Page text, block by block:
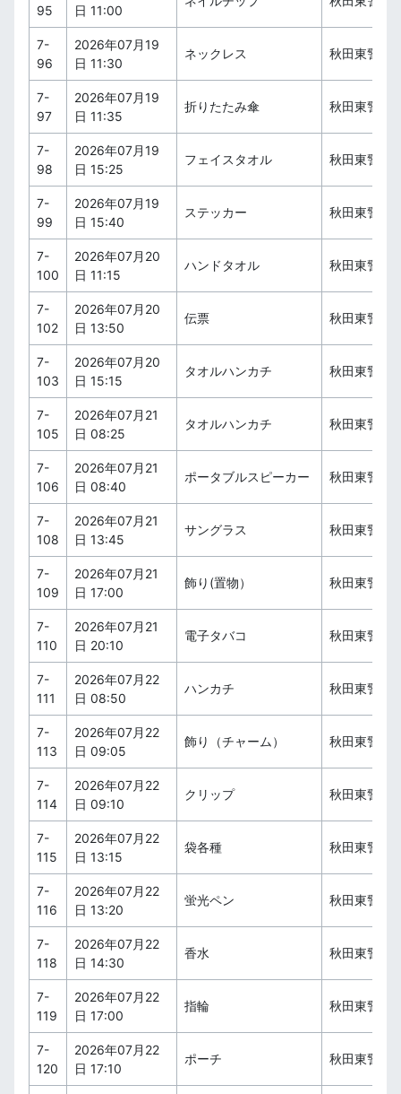
95
日 11:00
7-
96
2026年07月19
日 11:30
ネックレス 秋田東警察
7-
97
2026年07月19
日 11:35
折りたたみ傘 秋田東警察
7-
98
2026年07月19
日 15:25
フェイスタオル 秋田東警察
7-
99
2026年07月19
日 15:40
ステッカー 秋田東警察
7-
100
2026年07月20
日 11:15
ハンドタオル 秋田東警察
7-
102
2026年07月20
日 13:50
伝票 秋田東警察
7-
103
2026年07月20
日 15:15
タオルハンカチ 秋田東警察
7-
105
2026年07月21
日 08:25
タオルハンカチ 秋田東警察
7-
106
2026年07月21
日 08:40
ポータブルスピーカー 秋田東警察
7-
108
2026年07月21
日 13:45
サングラス 秋田東警察
7-
109
2026年07月21
日 17:00
飾り(置物） 秋田東警察
7-
110
2026年07月21
日 20:10
電子タバコ 秋田東警察
7-
111
2026年07月22
日 08:50
ハンカチ 秋田東警察
7-
113
2026年07月22
日 09:05
飾り（チャーム） 秋田東警察
7-
114
2026年07月22
日 09:10
クリップ 秋田東警察
7-
115
2026年07月22
日 13:15
袋各種 秋田東警察
7-
116
2026年07月22
日 13:20
蛍光ペン 秋田東警察
7-
118
2026年07月22
日 14:30
香水 秋田東警察
7-
119
2026年07月22
日 17:00
指輪 秋田東警察
7-
120
2026年07月22
日 17:10
ポーチ 秋田東警察